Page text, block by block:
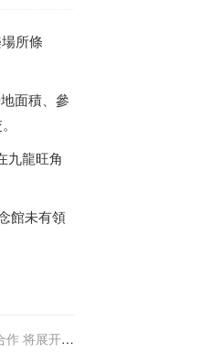
所條
面積、參
九龍旺角
館未有領
作 将展开多